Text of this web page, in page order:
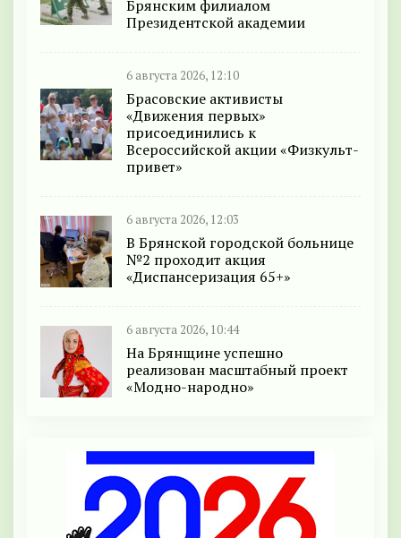
Брянским филиалом
Президентской академии
6 августа 2026, 12:10
Брасовские активисты
«Движения первых»
присоединились к
Всероссийской акции «Физкульт-
привет»
6 августа 2026, 12:03
В Брянской городской больнице
№2 проходит акция
«Диспансеризация 65+»
6 августа 2026, 10:44
На Брянщине успешно
реализован масштабный проект
«Модно-народно»